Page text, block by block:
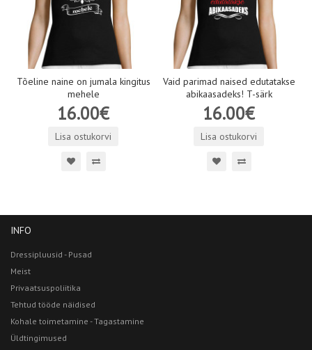
Tõeline naine on jumala kingitus
mehele
16.00€
Lisa ostukorvi
Vaid parimad naised edutatakse
abikaasadeks! T-särk
16.00€
Lisa ostukorvi
INFO
Dressipluusid - Pusad
Meist
Privaatsuspoliitika
Tehtud tööde näidised
Kohale toimetamine - Tagastamine
Üldtingimused